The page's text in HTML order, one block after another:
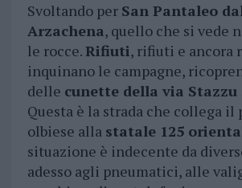
Svoltando per San Pantaleo
Arzachena, quello che si vede
le rocce.Rifiuti, rifiuti e ancora
inquinano le campagne,
delle cunette della via Stazzu
Questa è la strada che collega il
olbiese alla statale 125
situazione è indecente da
adesso agli pneumatici, alle